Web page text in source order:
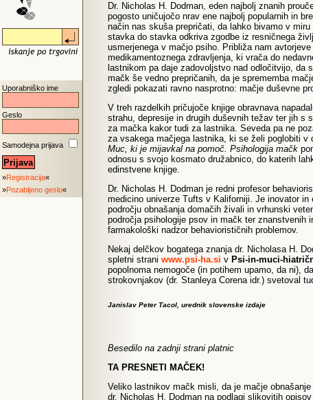
Uporabniško ime
Geslo
Samodejna prijava
»Registracija«
»Pozabljeno geslo«
Dr. Nicholas H. Dodman, eden najbolj znanih
pogosto uničujočo nrav ene najbolj popularnih in
način nas skuša prepričati, da lahko bivamo v
stavka do stavka odkriva zgodbe iz resničnega
usmerjenega v mačjo psiho. Približa nam
medikamentoznega zdravljenja, ki vrača do
lastnikom pa daje zadovoljstvo nad odločitvijo,
mačk še vedno prepričanih, da je sprememba
zgledi pokazati ravno nasprotno: mačje duševne
V treh razdelkih pričujoče knjige obravnava
strahu, depresije in drugih duševnih težav ter jih s
za mačka kakor tudi za lastnika. Seveda pa ne
za vsakega mačjega lastnika, ki se želi poglobiti
Muc, ki je mijavkal na pomoč. Psihologija mačk
odnosu s svojo kosmato družabnico, do katerih
edinstvene knjige.
Dr. Nicholas H. Dodman je redni profesor
medicino univerze Tufts v Kaliforniji. Je inovator
področju obnašanja domačih živali in vrhunski
področja psihologije psov in mačk ter
farmakološki nadzor behaviorističnih problemov.
Nekaj delčkov bogatega znanja dr. Nicholasa H.
spletni strani www.psi-ha.si v Psi-in-muci-
popolnoma nemogoče (in potihem upamo, da ni),
strokovnjakov (dr. Stanleya Corena idr.) svetoval
Janislav Peter Tacol, urednik slovenske izdaje
Besedilo na zadnji strani platnic
TA PRESNETI MAČEK!
Veliko lastnikov mačk misli, da je mačje
dr. Nicholas H. Dodman na podlagi slikovitih